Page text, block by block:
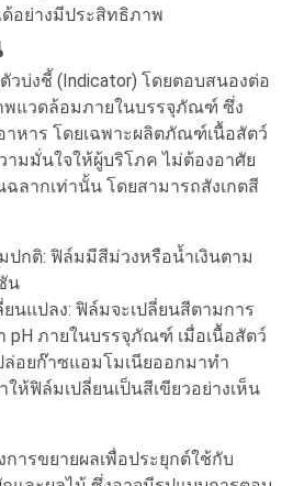
ด้อย่างมีประสิทธิภาพ
บ่งชี้ (Indicator) โดยตอบสนองต่อ
พแวดล้อมภายในบรรจุภัณฑ์ ซึ่ง
หาร โดยเฉพาะผลิตภัณฑ์เนื้อสัตว์
ามมั่นใจให้ผู้บริโภค ไม่ต้องอาศัย
ลากเท่านั้น โดยสามารถสังเกตสี
กติ: ฟิล์มมีสีม่วงหรือน้ำเงินตาม
น
นแปลง: ฟิล์มจะเปลี่ยนสีตามการ
pH ภายในบรรจุภัณฑ์ เมื่อเนื้อสัตว์
ล่อยก๊าซแอมโมเนียออกมาทำ
ห้ฟิล์มเปลี่ยนเป็นสีเขียวอย่างเห็น
ารขยายผลเพื่อประยุกต์ใช้กับ